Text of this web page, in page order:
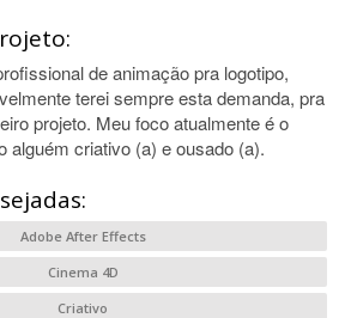
de animação pra logotipo,
terei sempre esta demanda, pra
projeto. Meu foco atualmente é o
alguém criativo (a) e ousado (a).
Adobe After Effects
Cinema 4D
Criativo